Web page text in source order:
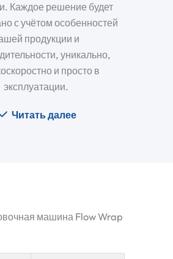
Каждое решение будет
с учётом особенностей
продукции и
уникально,
и просто в
эксплуатации.
Читать далее
машина Flow Wrap